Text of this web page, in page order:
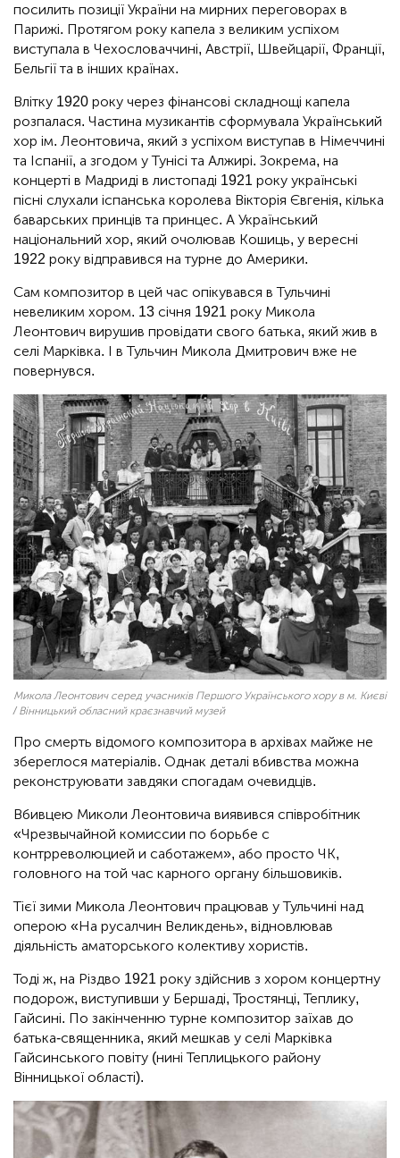
посилить позиції України на мирних переговорах в
Парижі. Протягом року капела з великим успіхом
виступала в Чехословаччині, Австрії, Швейцарії, Франції,
Бельгії та в інших країнах.
Влітку 1920 року через фінансові складнощі капела
розпалася. Частина музикантів сформувала Український
хор ім. Леонтовича, який з успіхом виступав в Німеччині
та Іспанії, а згодом у Тунісі та Алжирі. Зокрема, на
концерті в Мадриді в листопаді 1921 року українські
пісні слухали іспанська королева Вікторія Євгенія, кілька
баварських принців та принцес. А Український
національний хор, який очолював Кошиць, у вересні
1922 року відправився на турне до Америки.
Сам композитор в цей час опікувався в Тульчині
невеликим хором. 13 січня 1921 року Микола
Леонтович вирушив провідати свого батька, який жив в
селі Марківка. І в Тульчин Микола Дмитрович вже не
повернувся.
Микола Леонтович серед учасників Першого Українського хору в м. Києві
/ Вінницький обласний краєзнавчий музей
Про смерть відомого композитора в архівах майже не
збереглося матеріалів. Однак деталі вбивства можна
реконструювати завдяки спогадам очевидців.
Вбивцею Миколи Леонтовича виявився співробітник
«Чрезвычайной комиссии по борьбе с
контрреволюцией и саботажем», або просто ЧК,
головного на той час карного органу більшовиків.
Тієї зими Микола Леонтович працював у Тульчині над
оперою «На русалчин Великдень», відновлював
діяльність аматорського колективу хористів.
Тоді ж, на Різдво 1921 року здійснив з хором концертну
подорож, виступивши у Бершаді, Тростянці, Теплику,
Гайсині. По закінченню турне композитор заїхав до
батька-священника, який мешкав у селі Марківка
Гайсинського повіту (нині Теплицького району
Вінницької області).